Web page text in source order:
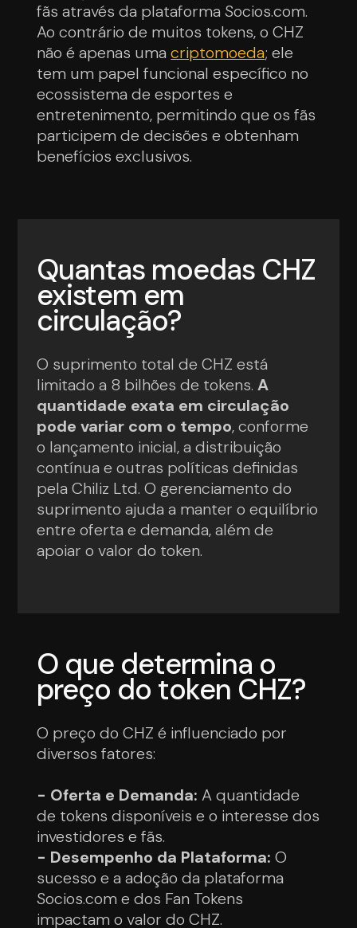
fãs através da plataforma Socios.com.
Ao contrário de muitos tokens, o CHZ
não é apenas umacriptomoeda; ele
tem um papel funcional específico no
ecossistema de esportes e
entretenimento, permitindo que os fãs
participem de decisões e obtenham
benefícios exclusivos.
Quantas moedas CHZ
existem em
circulação?
O suprimento total de CHZ está
limitado a 8 bilhões de tokens.A
quantidade exata em circulação
pode variar com o tempo, conforme
o lançamento inicial, a distribuição
contínua e outras políticas definidas
pela Chiliz Ltd. O gerenciamento do
suprimento ajuda a manter o equilíbrio
entre oferta e demanda, além de
apoiar o valor do token.
O que determina o
preço do token CHZ?
O preço do CHZ é influenciado por
diversos fatores:
- Oferta e Demanda: A quantidade
de tokens disponíveis e o interesse dos
investidores e fãs.
- Desempenho da Plataforma: O
sucesso e a adoção da plataforma
Socios.com e dos Fan Tokens
impactam o valor do CHZ.